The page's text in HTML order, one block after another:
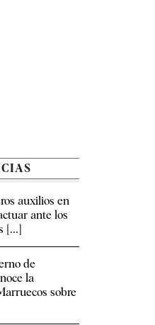
auxilios en
ante los
[...]
de
la
sobre